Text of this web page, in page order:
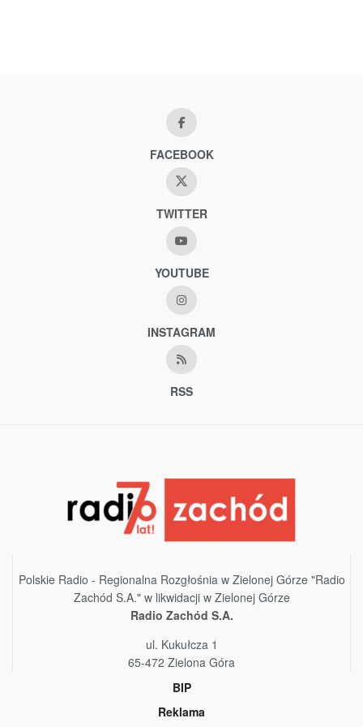
FACEBOOK
TWITTER
YOUTUBE
INSTAGRAM
RSS
Polskie Radio - Regionalna Rozgłośnia w Zielonej Górze "Radio
Zachód S.A." w likwidacji w Zielonej Górze
Radio Zachód S.A.
ul. Kukułcza 1
65-472 Zielona Góra
BIP
Reklama